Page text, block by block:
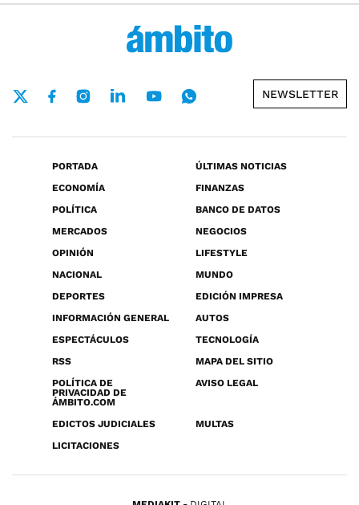
NEWSLETTER
PORTADA
ÚLTIMAS NOTICIAS
ECONOMÍA
FINANZAS
POLÍTICA
BANCO DE DATOS
MERCADOS
NEGOCIOS
OPINIÓN
LIFESTYLE
NACIONAL
MUNDO
DEPORTES
EDICIÓN IMPRESA
INFORMACIÓN GENERAL
AUTOS
ESPECTÁCULOS
TECNOLOGÍA
RSS
MAPA DEL SITIO
POLÍTICA DE
PRIVACIDAD DE
ÁMBITO.COM
AVISO LEGAL
EDICTOS JUDICIALES
MULTAS
LICITACIONES